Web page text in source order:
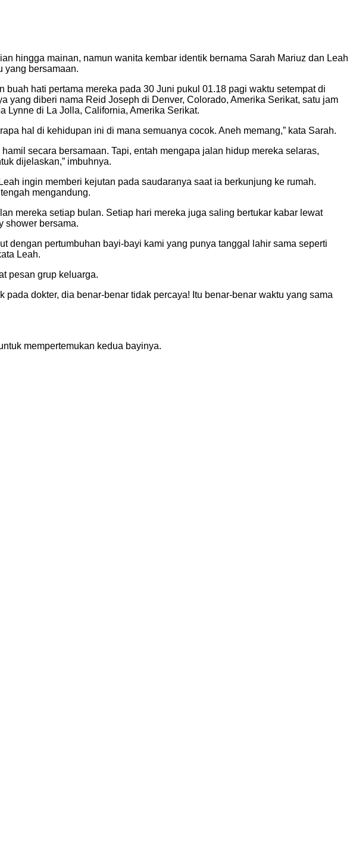
hingga mainan, namun wanita kembar identik bernama Sarah Mariuz dan Leah
yang bersamaan.
hati pertama mereka pada 30 Juni pukul 01.18 pagi waktu setempat di
yang diberi nama Reid Joseph di Denver, Colorado, Amerika Serikat, satu jam
Lynne di La Jolla, California, Amerika Serikat.
hal di kehidupan ini di mana semuanya cocok. Aneh memang,” kata Sarah.
secara bersamaan. Tapi, entah mengapa jalan hidup mereka selaras,
dijelaskan,” imbuhnya.
ingin memberi kejutan pada saudaranya saat ia berkunjung ke rumah.
mengandung.
mereka setiap bulan. Setiap hari mereka juga saling bertukar kabar lewat
shower bersama.
dengan pertumbuhan bayi-bayi kami yang punya tanggal lahir sama seperti
Leah.
pesan grup keluarga.
dokter, dia benar-benar tidak percaya! Itu benar-benar waktu yang sama
mempertemukan kedua bayinya.